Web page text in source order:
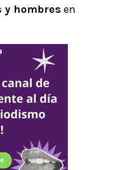
y hombres en